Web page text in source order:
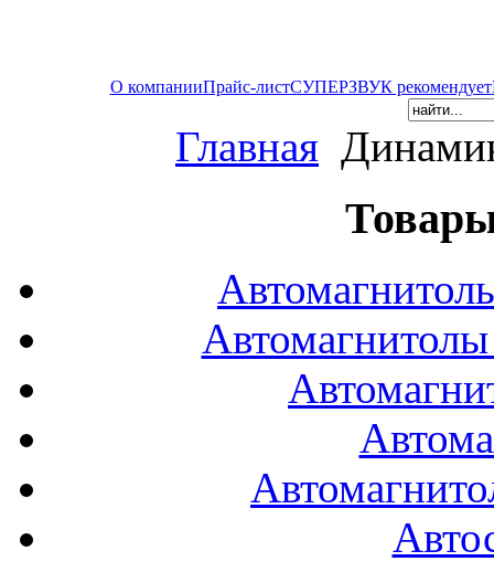
О компанииПрайс-листСУПЕРЗВУК рекомендует
Главная